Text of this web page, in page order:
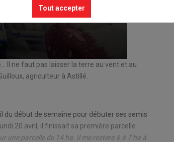
Il ne faut pas laisser la terre au vent et au
agriculteur à Astillé.
du début de semaine pour débuter ses semis
20 avril, il finissait sa première parcelle.
une parcelle de 14 ha. Il me restera 6 à 7 ha à
Tout accepter